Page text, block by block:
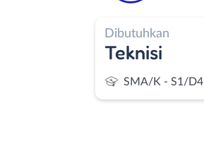
Dibutuhkan
Teknisi
SMA/K - S1/D4